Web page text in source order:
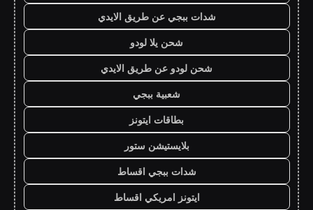
شدات ببجي عن طريق الايدي
شحن يلا لودو
شحن لودو عن طريق الايدي
شعبية ببجي
بطاقات ايتونز
بلايستيشن ستور
شدات ببجي اقساط
ايتونز امريكي اقساط